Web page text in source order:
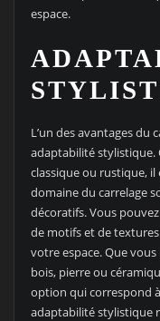
espace.
L’un des avantages du
adaptabilité stylistique.
classique ou rustique,
domaine du carrelage
décoratifs. Vous
de motifs et de
votre espace. Que
bois, pierre ou
option qui correspond
adaptabilité stylistique